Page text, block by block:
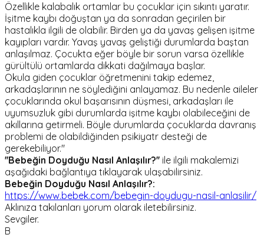
Özellikle kalabalık ortamlar bu çocuklar için sıkıntı yaratır.
İşitme kaybı doğuştan ya da sonradan geçirilen bir
hastalıkla ilgili de olabilir. Birden ya da yavaş gelişen işitme
kayıpları vardır. Yavaş yavaş geliştiği durumlarda baştan
anlaşılmaz. Çocukta eğer böyle bir sorun varsa özellikle
gürültülü ortamlarda dikkati dağılmaya başlar.
Okula giden çocuklar öğretmenini takip edemez,
arkadaşlarının ne söylediğini anlayamaz. Bu nedenle aileler
çocuklarında okul başarısının düşmesi, arkadaşları ile
uyumsuzluk gibi durumlarda işitme kaybı olabileceğini de
akıllarına getirmeli. Böyle durumlarda çocuklarda davranış
problemi de olabildiğinden psikiyatr desteği de
gerekebiliyor."
''Bebeğin Doyduğu Nasıl Anlaşılır?'' ile ilgili makalemizi
aşağıdaki bağlantıya tıklayarak ulaşabilirsiniz.
Bebeğin Doyduğu Nasıl Anlaşılır?:
https://www.bebek.com/bebegin-doydugu-nasil-anlasilir/
Aklınıza takılanları yorum olarak iletebilirsiniz.
Sevgiler.
B